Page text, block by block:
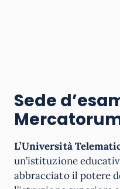
Sede
L’Università
un’istituzione
abbracciato il potere